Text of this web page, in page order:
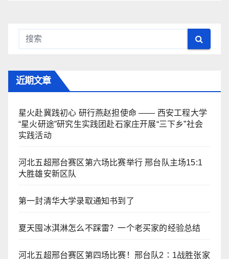
近期文章
星火赴冀践初心 研行燕赵担使命 —— 西安工程大学
“星火研途”研究生实践团赴石家庄开展“三下乡”社会
实践活动
河北五超邢台赛区第六场比赛举行 邢台队主场15:1
大胜雄安新区队
第一封清华大学录取通知书到了
夏天囤冰淇淋怎么不踩雷？一个老买家的经验总结
河北五超邢台赛区第四场比赛！邢台队2∶1战胜张家